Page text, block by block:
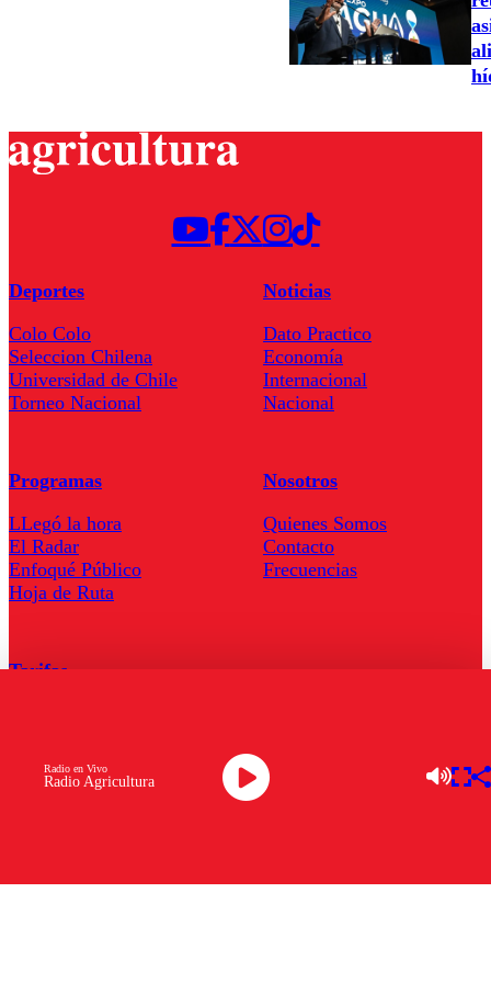
Radio Agricultura
Radio en Vivo
Deportes
Colo Colo
Seleccion Chilena
Universidad de Chile
Torneo Nacional
Noticias
Dato Practico
Economía
Internacional
Nacional
Programas
LLegó la hora
El Radar
Enfoqué Público
Hoja de Ruta
Nosotros
Quienes Somos
Contacto
Frecuencias
Tarifas
Descarga la APP